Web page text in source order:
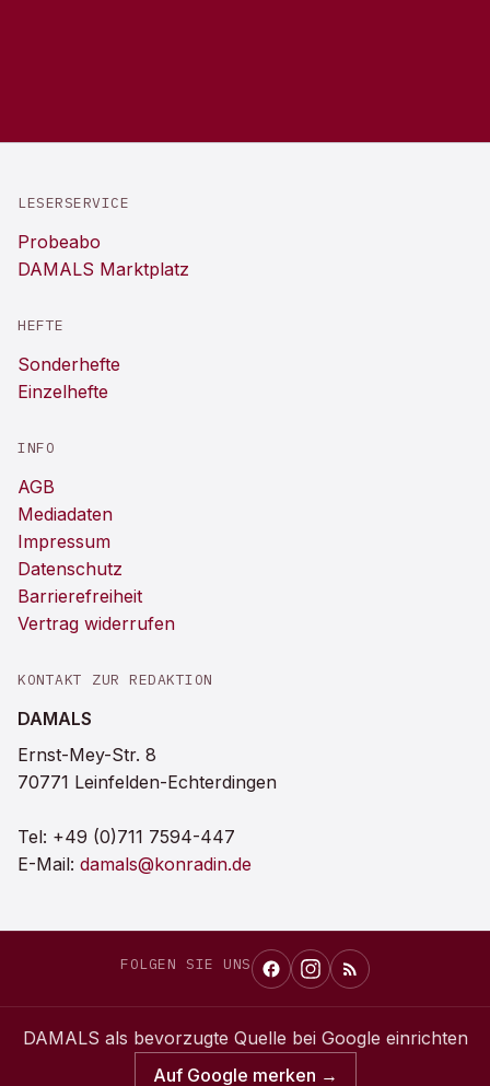
LESERSERVICE
Probeabo
DAMALS Marktplatz
HEFTE
Sonderhefte
Einzelhefte
INFO
AGB
Mediadaten
Impressum
Datenschutz
Barrierefreiheit
Vertrag widerrufen
KONTAKT ZUR REDAKTION
DAMALS
Ernst-Mey-Str. 8
70771 Leinfelden-Echterdingen
Tel: +49 (0)711 7594-447
E-Mail: damals@konradin.de
FOLGEN SIE UNS
DAMALS als bevorzugte Quelle bei Google einrichten
Auf Google merken →